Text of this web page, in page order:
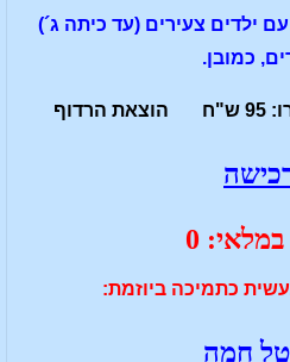
ילדים צעירים (עד כיתה ג´)
כמובן.
0
כתמיכה ביוזמת:
חמה